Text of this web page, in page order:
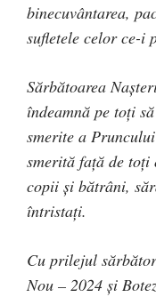
binecuvântarea,
sufletele celor ce-i
Sărbătoarea
îndeamnă pe toţi
smerite a
smerită faţă de toţi
copii şi bătrâni,
întristaţi.
Cu prilejul
Nou – 2024 și